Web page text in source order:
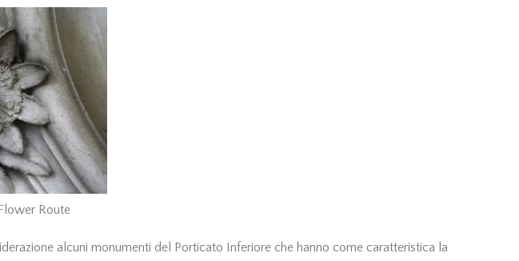
Route
alcuni monumenti del Porticato Inferiore che hanno come caratteristica la